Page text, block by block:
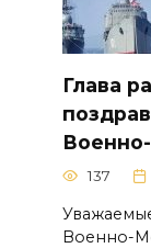
Глава
137
Военно-